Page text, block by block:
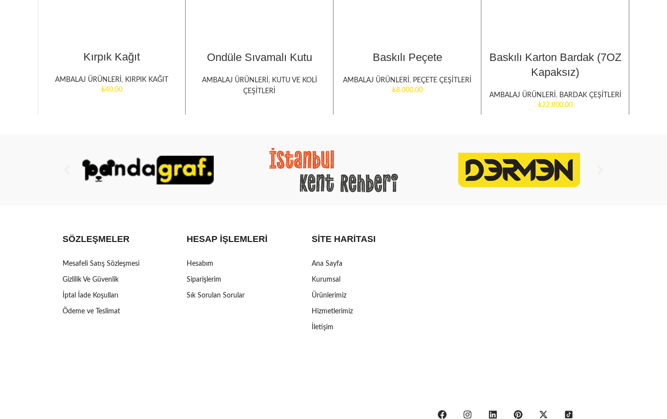
Kırpık Kağıt
AMBALAJ ÜRÜNLERİ , KIRPIK KAĞIT
₺
Ondüle Sıvamalı Kutu
AMBALAJ ÜRÜNLERİ , KUTU VE KOLİ
ÇEŞİTLERİ
Baskılı Peçete
AMBALAJ ÜRÜNLERİ , PEÇETE ÇEŞİTLERİ
₺
Baskılı Karton Bardak (7OZ
Kapaksız)
AMBALAJ ÜRÜNLERİ , BARDAK ÇEŞİTLERİ
₺
SÖZLEŞMELER
Mesafeli Satış Sözleşmesi
Gizlilik Ve Güvenlik
İptal İade Koşulları
Ödeme ve Teslimat
HESAP İŞLEMLERI
Hesabım
Siparişlerim
Sık Sorulan Sorular
SITE HARITASI
Ana Sayfa
Kurumsal
Ürünlerimiz
Hizmetlerimiz
İletişim